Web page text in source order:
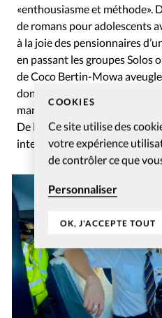
COOKIES
Ce site utilise des
votre expérience
de contrôler ce que
Personnaliser
OK, J'ACCEPTE TOUT
«enthousiasme et méthode».
de romans pour adolescents
à la joie des pensionnaires
en passant les groupes Solos
de Coco Bertin-Mowa aveugle
dont les «yeux du coeur se
manifestaient leur joie d’être
De la musique et du théâtre
interventions.